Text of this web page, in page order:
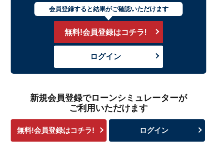
会員登録すると結果がご確認いただけます
無料!会員登録はコチラ!
ログイン
新規会員登録でローンシミュレーターが
ご利用いただけます
無料!会員登録はコチラ! ログイン